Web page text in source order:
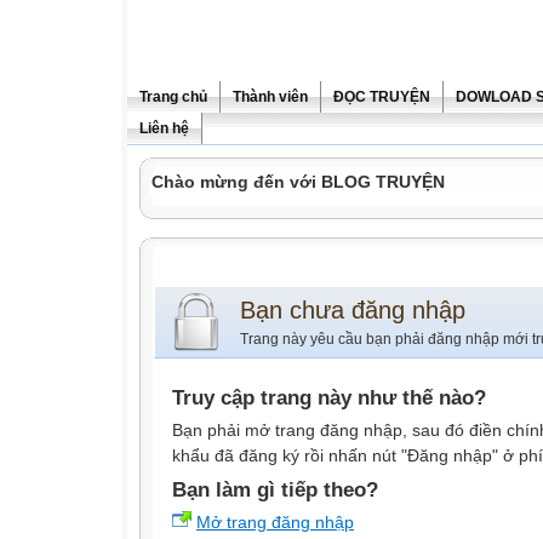
Trang chủ Thành viên ĐỌC TRUYỆN
DOWLOAD
Liên hệ
Chào mừng đến với BLOG TRUYỆN
Bạn chưa đăng nhập
Trang này yêu cầu bạn phải đăng nhập mới
Truy cập trang này như thế nào?
Bạn phải mở trang đăng nhập, sau đó điền
khẩu đã đăng ký rồi nhấn nút "Đăng nhập" ở
Bạn làm gì tiếp theo?
Mở trang đăng nhập